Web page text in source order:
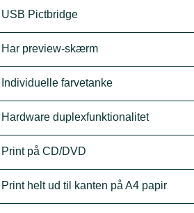
USB Pictbridge
Har preview-skærm
Individuelle farvetanke
Hardware duplexfunktionalitet
Print på CD/DVD
Print helt ud til kanten på A4 papir